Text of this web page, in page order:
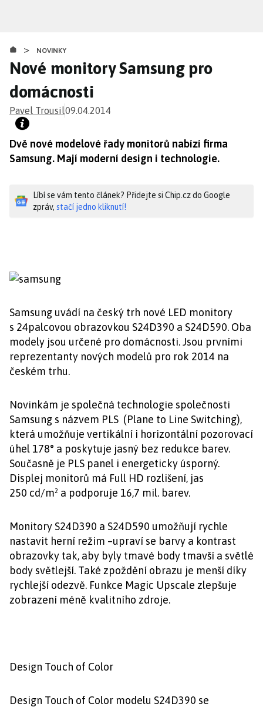
obsahu
> NOVINKY
Nové monitory Samsung pro
domácnosti
Pavel Trousil09.04.2014
Dvě nové modelové řady monitorů nabízí firma
Samsung. Mají moderní design i technologie.
Líbí se vám tento článek? Přidejte si Chip.cz do Google
zpráv, stačí jedno kliknutí!
Samsung uvádí na český trh nové LED monitory
s 24palcovou obrazovkou S24D390 a S24D590. Oba
modely jsou určené pro domácnosti. Jsou prvními
reprezentanty nových modelů pro rok 2014 na
českém trhu.
Novinkám je společná technologie společnosti
Samsung s názvem PLS (Plane to Line Switching),
která umožňuje vertikální i horizontální pozorovací
úhel 178° a poskytuje jasný bez redukce barev.
Současně je PLS panel i energeticky úsporný.
Displej monitorů má Full HD rozlišení, jas
250 cd/m² a podporuje 16,7 mil. barev.
Monitory S24D390 a S24D590 umožňují rychle
nastavit herní režim –upraví se barvy a kontrast
obrazovky tak, aby byly tmavé body tmavší a světlé
body světlejší. Také zpoždění obrazu je menší díky
rychlejší odezvě. Funkce Magic Upscale zlepšuje
zobrazení méně kvalitního zdroje.
Design Touch of Color
Design Touch of Color modelu S24D390 se